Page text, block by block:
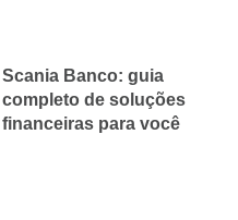
Scania Banco: guia
completo de soluções
financeiras para você